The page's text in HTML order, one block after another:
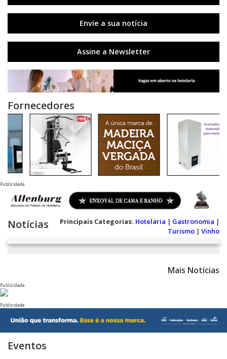
Envie a sua notícia
Assine a Newsletter
Fornecedores
Publicidade
Notícias Principais Categorias: Hotelaria | Gastronomia |
Turismo | Vinho
Mais Notícias
Publicidade
Publicidade
Eventos